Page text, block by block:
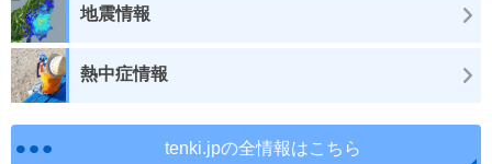
地震情報
熱中症情報
tenki.jpの全情報はこちら